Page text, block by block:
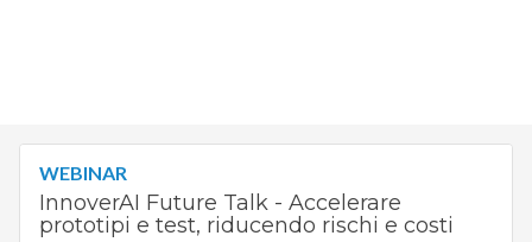
WEBINAR
InnoverAI Future Talk - Accelerare
prototipi e test, riducendo rischi e costi